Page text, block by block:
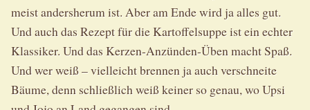
meist andersherum ist. Aber am Ende wird ja alles gut.
Und auch das Rezept für die Kartoffelsuppe ist ein echter
Klassiker. Und das Kerzen-Anzünden-Üben macht Spaß.
Und wer weiß – vielleicht brennen ja auch verschneite
Bäume, denn schließlich weiß keiner so genau, wo Upsi